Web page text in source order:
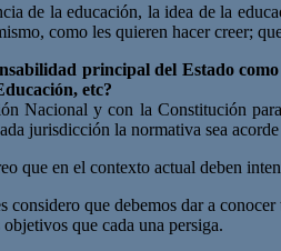
de la educación, la idea de la
como les quieren hacer creer;
principal del Estado
etc?
Nacional y con la Constitución
jurisdicción la normativa sea
que en el contexto actual deben
considero que debemos dar a
que cada una persiga.